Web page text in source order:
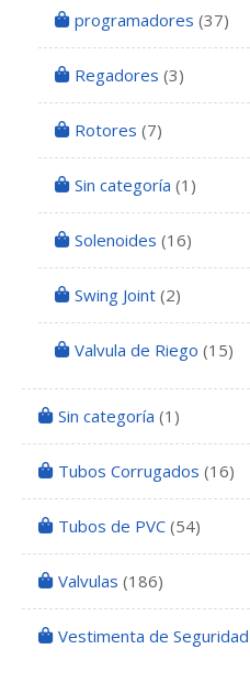
programadores (37)
Regadores (3)
Rotores (7)
Sin categoría (1)
Solenoides (16)
Swing Joint (2)
Valvula de Riego (15)
Sin categoría (1)
Tubos Corrugados (16)
Tubos de PVC (54)
Valvulas (186)
Vestimenta de Seguridad